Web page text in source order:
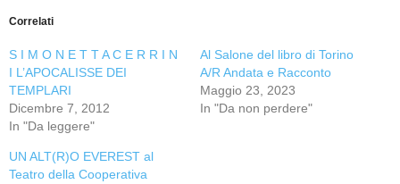
Correlati
S I M O N E T T A C E R R I N
I L’APOCALISSE DEI
TEMPLARI
Dicembre 7, 2012
In "Da leggere"
Al Salone del libro di Torino
A/R Andata e Racconto
Maggio 23, 2023
In "Da non perdere"
UN ALT(R)O EVEREST al
Teatro della Cooperativa